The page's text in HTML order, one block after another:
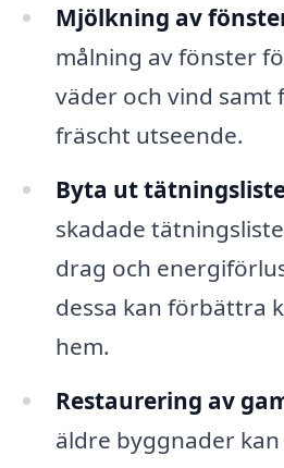
Mjölkning av
målning av fönster
väder och vind samt
fräscht utseende.
Byta ut
skadade
drag och
dessa kan förbättra
hem.
Restaurering av
äldre byggnader